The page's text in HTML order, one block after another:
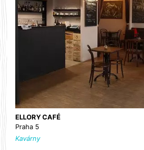
ELLORY CAFÉ
Praha 5
Kavárny